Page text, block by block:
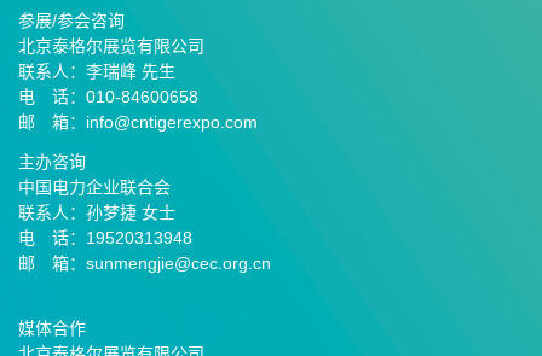
参展/参会咨询
北京泰格尔展览有限公司
联系人：李瑞峰 先生
电 话：010-84600658
邮 箱：info@cntigerexpo.com
主办咨询
中国电力企业联合会
联系人：孙梦捷 女士
电 话：19520313948
邮 箱：sunmengjie@cec.org.cn
媒体合作